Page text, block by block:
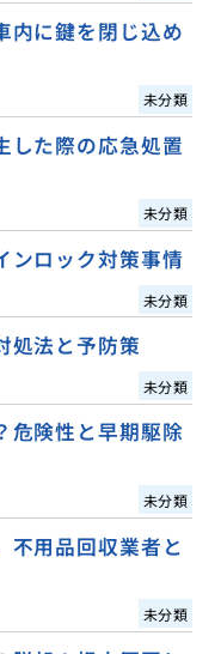
内に鍵を閉じ込め
未分類
した際の応急処置
未分類
ンロック対策事情
未分類
処法と予防策
未分類
危険性と早期駆除
未分類
不用品回収業者と
未分類